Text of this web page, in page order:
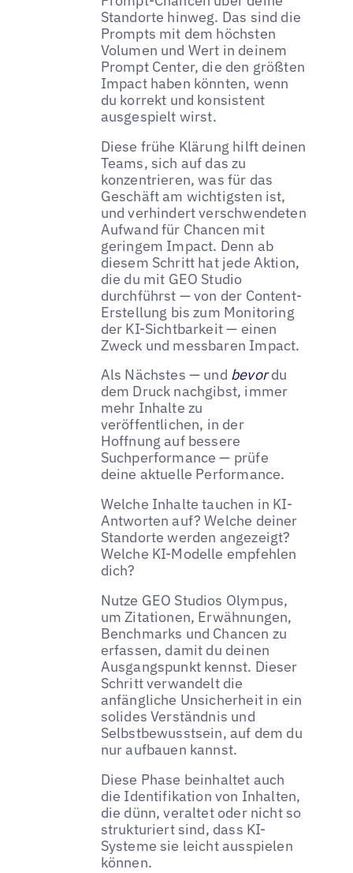
Standorte hinweg. Das sind die
Prompts mit dem höchsten
Volumen und Wert in deinem
Prompt Center, die den größten
Impact haben könnten, wenn
du korrekt und konsistent
ausgespielt wirst.
Diese frühe Klärung hilft deinen
Teams, sich auf das zu
konzentrieren, was für das
Geschäft am wichtigsten ist,
und verhindert verschwendeten
Aufwand für Chancen mit
geringem Impact. Denn ab
diesem Schritt hat jede Aktion,
die du mit GEO Studio
durchführst — von der Content-
Erstellung bis zum Monitoring
der KI-Sichtbarkeit — einen
Zweck und messbaren Impact.
Als Nächstes — und bevordu
dem Druck nachgibst, immer
mehr Inhalte zu
veröffentlichen, in der
Hoffnung auf bessere
Suchperformance — prüfe
deine aktuelle Performance.
Welche Inhalte tauchen in KI-
Antworten auf? Welche deiner
Standorte werden angezeigt?
Welche KI-Modelle empfehlen
dich?
Nutze GEO Studios Olympus,
um Zitationen, Erwähnungen,
Benchmarks und Chancen zu
erfassen, damit du deinen
Ausgangspunkt kennst. Dieser
Schritt verwandelt die
anfängliche Unsicherheit in ein
solides Verständnis und
Selbstbewusstsein, auf dem du
nur aufbauen kannst.
Diese Phase beinhaltet auch
die Identifikation von Inhalten,
die dünn, veraltet oder nicht so
strukturiert sind, dass KI-
Systeme sie leicht ausspielen
können.